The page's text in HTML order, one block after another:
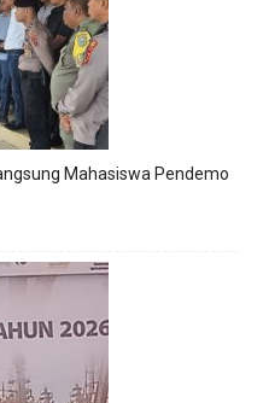
Mahasiswa Pendemo